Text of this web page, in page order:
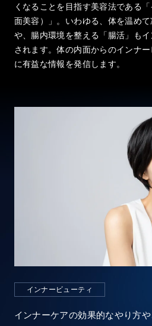
くなることを目指す美容法である
面美容）」。いわゆる、体を温めて
や、腸内環境を整える「腸活」も
されます。体の内面からのインナ
に有益な情報を発信します。
インナービューティ
インナーケアの効果的なやり方